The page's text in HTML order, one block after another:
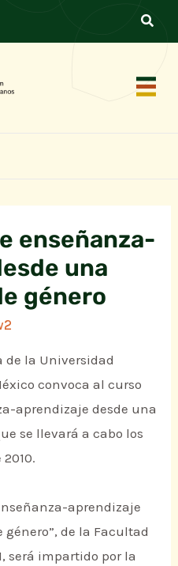
enseñanza-
una
género
de la Universidad
convoca al curso
aprendizaje desde una
se llevará a cabo los
2010.
aprendizaje
de la Facultad
será impartido por la